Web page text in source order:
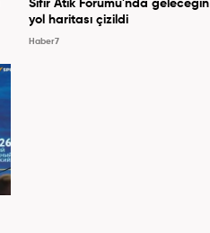
Sıfır Atık Forumu'nda geleceğin
yol haritası çizildi
Haber7